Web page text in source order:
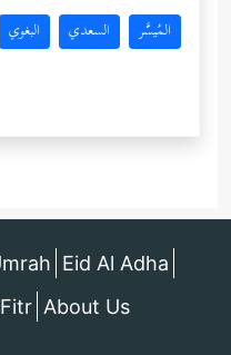
المُيسَّر السعدي البغوي
Eid Al Adha
About Us